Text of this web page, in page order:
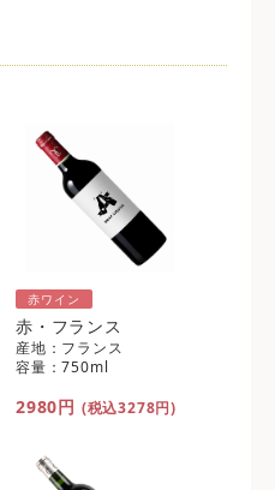
赤ワイン
赤・フランス
産地：フランス
容量：750ml
2980円 (税込3278円)